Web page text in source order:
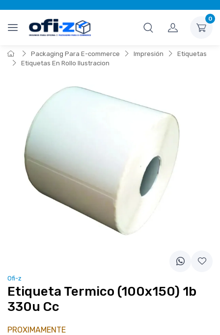
0
Packaging Para E-commerce Impresión
Etiquetas
Etiquetas En Rollo Ilustracion
Ofi-z
Etiqueta Termico (100x150) 1b
330u Cc
PROXIMAMENTE